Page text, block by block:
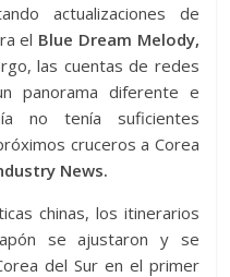
actualizaciones de
el Blue Dream Melody,
las cuentas de redes
panorama diferente e
no tenía suficientes
cruceros a Corea
News.
chinas, los itinerarios
se ajustaron y se
del Sur en el primer